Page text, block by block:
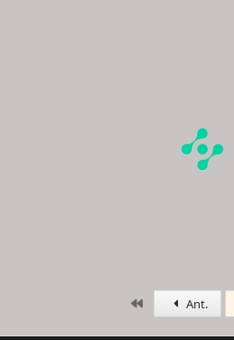
PrimeroAnt.